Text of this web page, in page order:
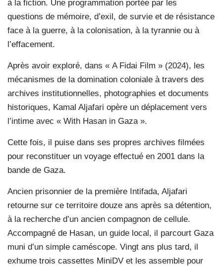
à la fiction. Une programmation portée par les
questions de mémoire, d’exil, de survie et de résistance
face à la guerre, à la colonisation, à la tyrannie ou à
l’effacement.
Après avoir exploré, dans « A Fidai Film » (2024), les
mécanismes de la domination coloniale à travers des
archives institutionnelles, photographies et documents
historiques, Kamal Aljafari opère un déplacement vers
l’intime avec « With Hasan in Gaza ».
Cette fois, il puise dans ses propres archives filmées
pour reconstituer un voyage effectué en 2001 dans la
bande de Gaza.
Ancien prisonnier de la première Intifada, Aljafari
retourne sur ce territoire douze ans après sa détention,
à la recherche d’un ancien compagnon de cellule.
Accompagné de Hasan, un guide local, il parcourt Gaza
muni d’un simple caméscope. Vingt ans plus tard, il
exhume trois cassettes MiniDV et les assemble pour